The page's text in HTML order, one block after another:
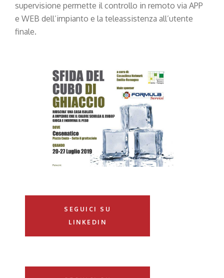
supervisione permette il controllo in remoto via APP
e WEB dell’impianto e la teleassistenza all’utente
finale.
SEGUICI SU
LINKEDIN